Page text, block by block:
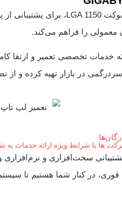
معمولی را فراهم می‌کند.
خدمات تخصصی تعمیر و ارتقا
در بازار تهیه کرده و از
ها با شرایط ویژه ارائه خدمات به
سخت‌افزاری و نرم‌افزاری
فوری، در کنار شما هستیم تا